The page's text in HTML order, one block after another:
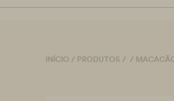
INÍCIO / PRODUTOS / /